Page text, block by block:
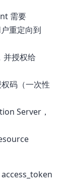
需要
重定向到
授权给
码（一次性
Server，